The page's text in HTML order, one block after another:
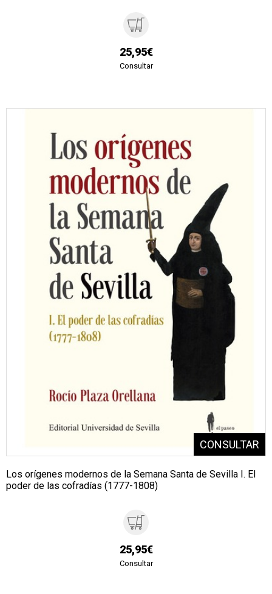
25,95€
Consultar
Los orígenes modernos de la Semana Santa de Sevilla I. El
poder de las cofradías (1777-1808)
25,95€
Consultar